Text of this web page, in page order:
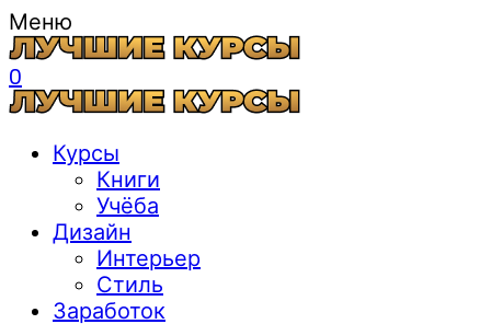
Меню
0
Курсы
Книги
Учёба
Дизайн
Интерьер
Стиль
Заработок